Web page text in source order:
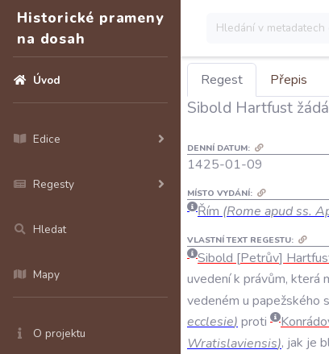
Historické prameny
na dosah
Úvod
Edice
Regesty
Hledat
Mapy
O projektu
Regest Přepis
Sibold Hartfust
DENNÍ DATUM:
1425-01-09
MÍSTO VYDÁNÍ:
Řím (Rome apud ss.
VLASTNÍ TEXT REGESTU:
Sibold Petrův
uvedeník právům, která
vedeném u papežského
ecclesie) proti
Wratislaviensis), jak je